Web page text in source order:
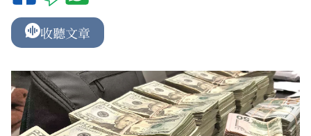
收聽文章